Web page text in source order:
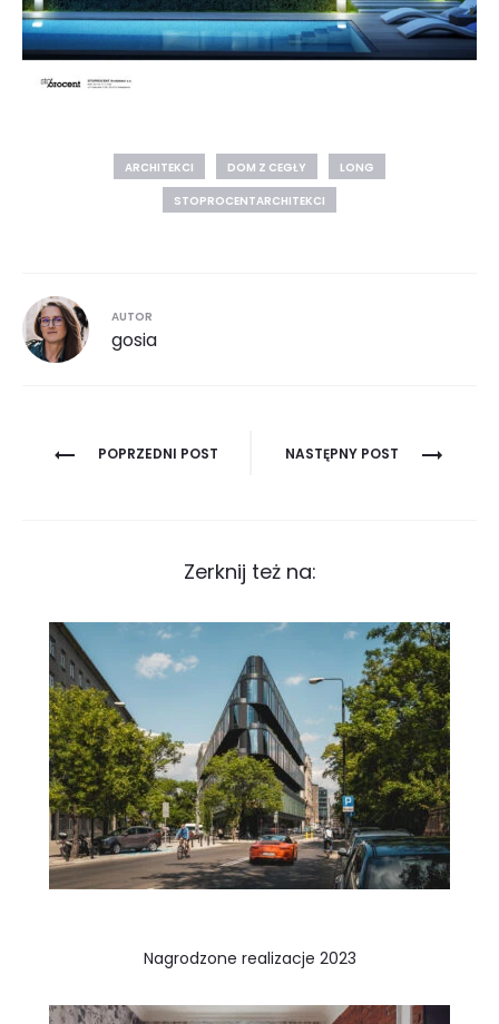
ARCHITEKCI DOM Z CEGŁY
LONG
STOPROCENTARCHITEKCI
AUTOR
gosia
Nawigacja
POPRZEDNI POST NASTĘPNY POST
Zerknij też na:
Nagrodzone realizacje 2023